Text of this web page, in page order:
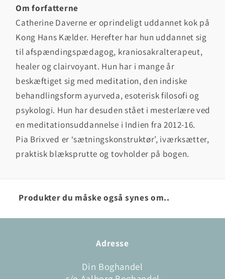
Om forfatterne
Catherine Daverne er oprindeligt uddannet kok på
Kong Hans Kælder. Herefter har hun uddannet sig
til afspændingspædagog, kraniosakralterapeut,
healer og clairvoyant. Hun har i mange år
beskæftiget sig med meditation, den indiske
behandlingsform ayurveda, esoterisk filosofi og
psykologi. Hun har desuden stået i mesterlære ved
en meditationsuddannelse i Indien fra 2012-16.
Pia Brixved er ‘sætningskonstruktør’, iværksætter,
praktisk blæksprutte og tovholder på bogen.
Produkter du måske også synes om..
Adresse
Din Boghandel